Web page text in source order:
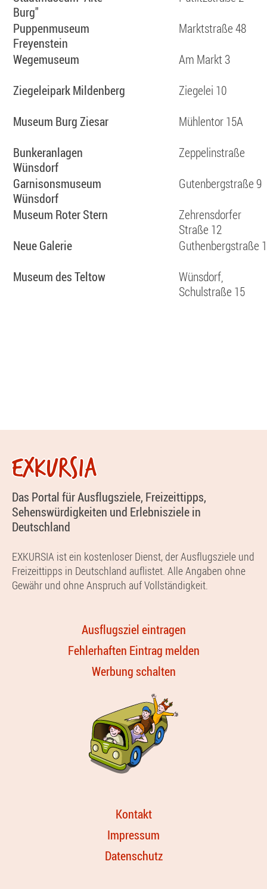
Burg"
Puppenmuseum
Freyenstein
Marktstraße 48
Wegemuseum
Am Markt 3
Ziegeleipark Mildenberg
Ziegelei 10
Museum Burg Ziesar
Mühlentor 15A
Bunkeranlagen
Wünsdorf
Zeppelinstraße
Garnisonsmuseum
Wünsdorf
Gutenbergstraße 9
Museum Roter Stern
Zehrensdorfer
Straße 12
Neue Galerie
Guthenbergstraße 1
Museum des Teltow
Wünsdorf,
Schulstraße 15
EXKURSIA
Das Portal für Ausflugsziele, Freizeittipps,
Sehenswürdigkeiten und Erlebnisziele in
Deutschland
EXKURSIA ist ein kostenloser Dienst, der Ausflugsziele und
Freizeittipps in Deutschland auflistet. Alle Angaben ohne
Gewähr und ohne Anspruch auf Vollständigkeit.
Ausflugsziel eintragen
Fehlerhaften Eintrag melden
Werbung schalten
Kontakt
Impressum
Datenschutz